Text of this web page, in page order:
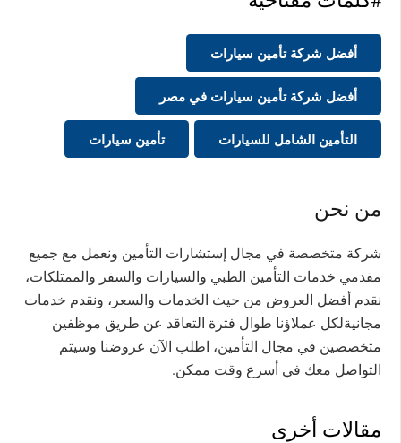
أفضل شركة تأمين سيارات
أفضل شركة تأمين سيارات في مصر
التأمين الشامل للسيارات تأمين سيارات
من نحن
شركة متخصصة في مجال إستشارات التأمين ونعمل مع جميع
مقدمي خدمات التأمين الطبي والسيارات والسفر والممتلكات،
نقدم أفضل العروض من حيث الخدمات والسعر، ونقدم خدمات
مجانيةلكل عملاؤنا طوال فترة التعاقد عن طريق موظفين
متخصصين في مجال التأمين، اطلب الآن عروضنا وسيتم
التواصل معك في أسرع وقت ممكن.
مقالات أخرى